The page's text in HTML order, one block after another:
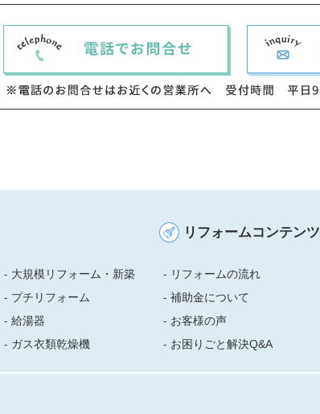
大規模リフォーム・新築
プチリフォーム
給湯器
ガス衣類乾燥機
リフォームコンテンツ
リフォームの流れ
補助金について
お客様の声
お困りごと解決Q&A